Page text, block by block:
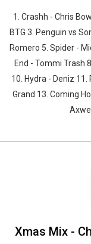
1. Crashh - Chris
BTG 3. Penguin vs
Romero 5. Spider -
End - Tommi Trash
10. Hydra - Deniz
Grand 13. Coming
Xmas Mix -